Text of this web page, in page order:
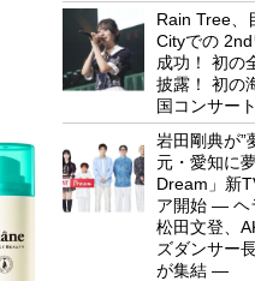
Rain Tree、
Cityでの
成功！ 初の
披露！ 初の
国コンサー
岩田剛典が”
元・愛知に
Dream」新
ア開始 ― ヘ
松田文登、
ズダンサー
が集結 ―